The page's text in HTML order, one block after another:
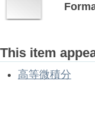
This item
高等微積分